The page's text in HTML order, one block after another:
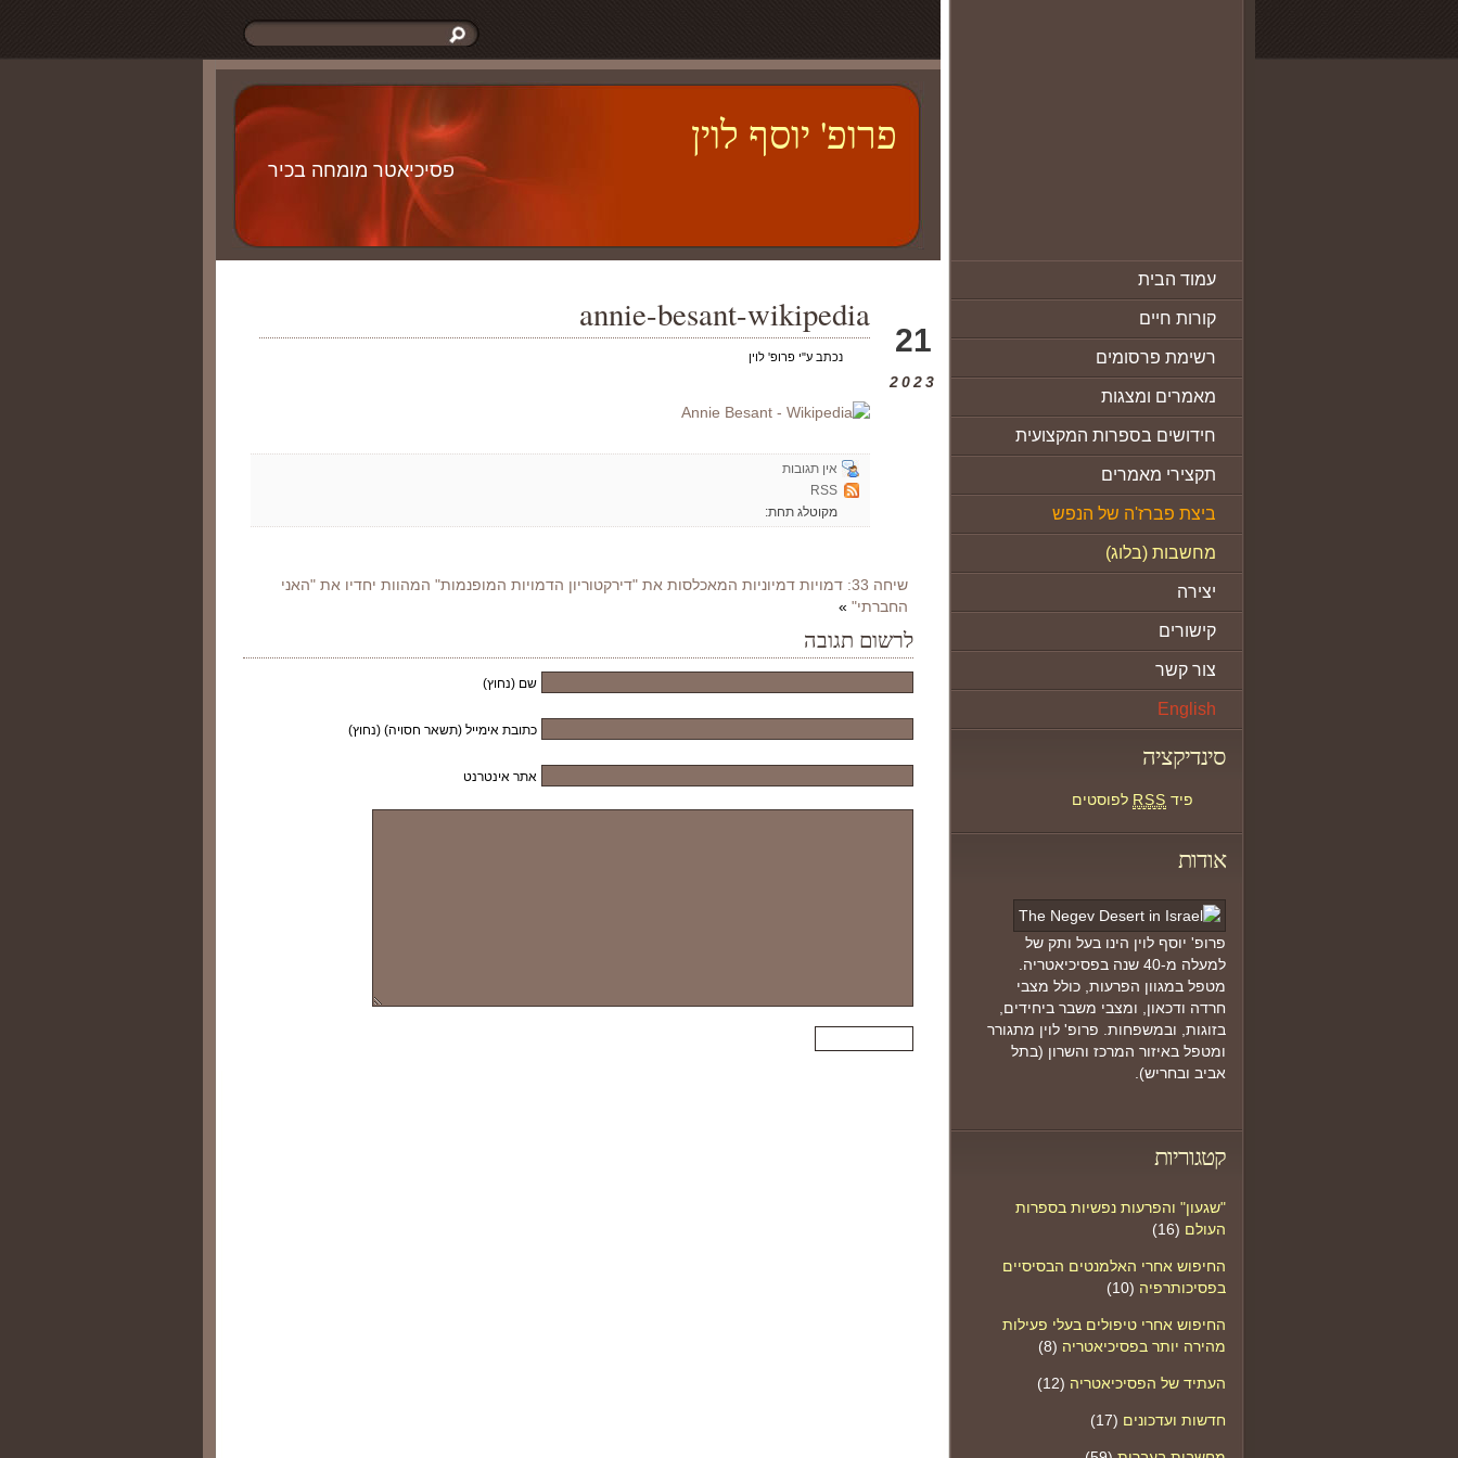
עמוד הבית
קורות חיים
רשימת פרסומים
מאמרים ומצגות
חידושים בספרות המקצועית
תקצירי מאמרים
ביצת פברז'ה של הנפש
מחשבות (בלוג)
יצירה
קישורים
צור קשר
English
סינדיקציה
פיד RSS לפוסטים
אודות
פרופ' יוסף לוין הינו בעל ותק של
למעלה מ-40 שנה בפסיכיאטריה.
מטפל במגוון הפרעות, כולל מצבי
חרדה ודכאון, ומצבי משבר ביחידים,
בזוגות, ובמשפחות. פרופ' לוין מתגורר
ומטפל באיזור המרכז והשרון (בתל
אביב ובחריש).
קטגוריות
"שגעון" והפרעות נפשיות בספרות
העולם (16)
החיפוש אחרי האלמנטים הבסיסיים
בפסיכותרפיה (10)
החיפוש אחרי טיפולים בעלי פעילות
מהירה יותר בפסיכיאטריה (8)
העתיד של הפסיכיאטריה (12)
חדשות ועדכונים (17)
פרופ' יוסף לוין
פסיכיאטר מומחה בכיר
21
2023
annie-besant-wikipedia
נכתב ע"י פרופ' לוין
אין תגובות
RSS
מקוטלג תחת:
שיחה 33: דמויות דמיוניות המאכלסות את "דירקטוריון הדמויות המופנמות" המהוות יחדיו את "האני
החברתי" »
לרשום תגובה
שם (נחוץ)
כתובת אימייל (תשאר חסויה) (נחוץ)
אתר אינטרנט